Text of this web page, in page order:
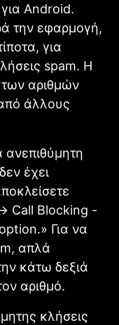
Android.
την εφαρμογή,
για
spam. Η
των αριθμών
άλλους
έχει
> Call Blocking -
Για να
απλά
κάτω δεξιά
αριθμό.
κλήσεις